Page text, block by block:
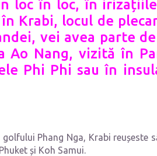
loc în loc, în irizațiile
Krabi, locul de
vei avea parte
Ao Nang, vizită în
Phi Phi sau în
Phang Nga, Krabi reușeste
și Koh Samui.